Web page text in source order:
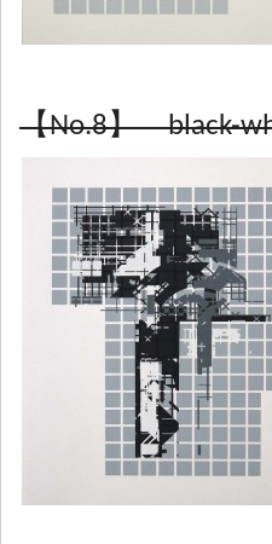
【No.8】 black-